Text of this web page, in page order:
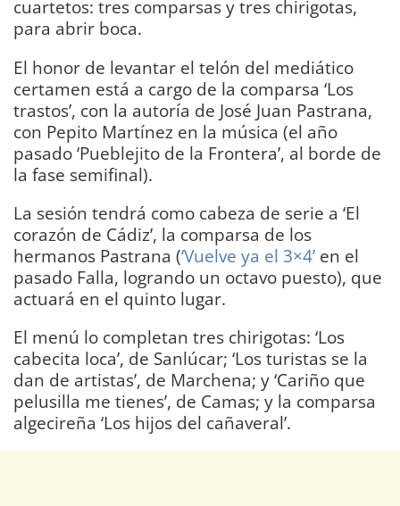
cuartetos: tres comparsas y tres chirigotas,
para abrir boca.
El honor de levantar el telón del mediático
certamen está a cargo de la comparsa ‘Los
trastos’, con la autoría de José Juan Pastrana,
con Pepito Martínez en la música (el año
pasado ‘Pueblejito de la Frontera’, al borde de
la fase semifinal).
La sesión tendrá como cabeza de serie a ‘El
corazón de Cádiz’, la comparsa de los
hermanos Pastrana (‘Vuelve ya el 3×4’ en el
pasado Falla, logrando un octavo puesto), que
actuará en el quinto lugar.
El menú lo completan tres chirigotas: ‘Los
cabecita loca’, de Sanlúcar; ‘Los turistas se la
dan de artistas’, de Marchena; y ‘Cariño que
pelusilla me tienes’, de Camas; y la comparsa
algecireña ‘Los hijos del cañaveral’.